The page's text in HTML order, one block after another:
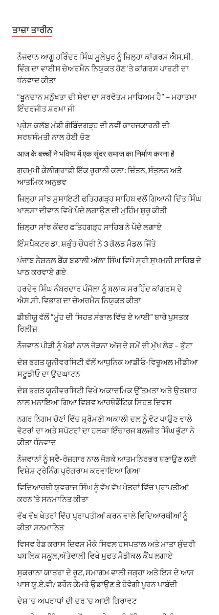
ਤਾਜ਼ਾ ਤਾਰੀਨ
ਨੌਜਵਾਨ ਆਗੂ ਹਰਿੰਦਰ ਸਿੰਘ ਮੂਲੇਪੁਰ ਨੂੰ ਜ਼ਿਲ੍ਹਾ ਕਾਂਗਰਸ ਐਸ.ਸੀ.
ਵਿੰਗ ਦਾ ਵਾਈਸ ਚੇਅਰਮੈਨ ਨਿਯੁਕਤ ਹੋਣ ‘ਤੇ ਕਾਂਗਰਸ ਪਾਰਟੀ ਦਾ
ਧੰਨਵਾਦ ਕੀਤਾ
“ਖੂਨਦਾਨ ਮਨੁੱਖਤਾ ਦੀ ਸੇਵਾ ਦਾ ਸਰਵੋਤਮ ਮਾਧਿਅਮ ਹੈ” – ਮਹਾਤਮਾ
ਇੰਦਰਜੀਤ ਸ਼ਰਮਾ ਜੀ
ਪ੍ਰੈਸ ਕਲੱਬ ਮੰਡੀ ਗੋਬਿੰਦਗੜ੍ਹ ਦੀ ਨਵੀਂ ਕਾਰਜਕਾਰਨੀ ਦੀ
ਸਰਬਸੰਮਤੀ ਨਾਲ ਹੋਈ ਚੋਣ
आज के बच्चों ने भविष्य में एक सुंदर समाज का निर्माण करना है
ਗੁਰਮੁਖੀ ਕੈਲੀਗ੍ਰਾਫੀ ਇੱਕ ਰੂਹਾਨੀ ਕਲਾ: ਚਿੰਤਨ, ਸੰਤੁਲਨ ਅਤੇ
ਆਤਮਿਕ ਅਨੁਭਵ
ਜ਼ਿਲ੍ਹਾ ਸਾਂਝ ਸੁਸਾਇਟੀ ਫਤਿਹਗੜ੍ਹ ਸਾਹਿਬ ਵਲੋਂ ਗਿਆਨੀ ਦਿੱਤ ਸਿੰਘ
ਖਾਲਸਾ ਦੀਵਾਨ ਵਿਖੇ ਪੌਦੇ ਲਗਾਉਣ ਦੀ ਮੁਹਿੰਮ ਸ਼ੁਰੂ ਕੀਤੀ
ਜ਼ਿਲ੍ਹਾ ਸਾਂਝ ਕੇਂਦਰ ਫਤਿਹਗੜ੍ਹ ਸਾਹਿਬ ਨੇ ਪੌਦੇ ਲਗਾਏ
ਇੰਸਪੈਕਟਰ ਡਾ. ਸ਼ਕੁੰਤ ਚੌਧਰੀ ਨੇ 3 ਗੋਲਡ ਮੈਡਲ ਜਿੱਤੇ
ਪੰਜਾਬ ਨੈਸ਼ਨਲ ਬੈਂਕ ਬਡਾਲੀ ਅੱਲਾ ਸਿੰਘ ਵਿਖੇ ਸ੍ਰੀ ਸੁਖਮਨੀ ਸਾਹਿਬ ਦੇ
ਪਾਠ ਕਰਵਾਏ ਗਏ
ਹਰਦੇਵ ਸਿੰਘ ਨੰਬਰਦਾਰ ਪੰਜੋਲਾ ਨੂੰ ਬਲਾਕ ਸਰਹਿੰਦ ਕਾਂਗਰਸ ਦੇ
ਐਸ.ਸੀ. ਵਿਭਾਗ ਦਾ ਚੇਅਰਮੈਨ ਨਿਯੁਕਤ ਕੀਤਾ
ਡੀਬੀਯੂ ਵੱਲੋਂ “ਮੂੰਹ ਦੀ ਸਿਹਤ ਸੰਭਾਲ ਵਿੱਚ ਏ ਆਈ” ਬਾਰੇ ਪੁਸਤਕ
ਰਿਲੀਜ਼
ਨੌਜਵਾਨ ਪੀੜੀ ਨੂੰ ਖੇਡਾਂ ਨਾਲ ਜੋੜਨਾ ਅੱਜ ਦੇ ਸਮੇਂ ਦੀ ਮੁੱਖ ਲੋੜ – ਭੁੱਟਾ
ਦੇਸ਼ ਭਗਤ ਯੂਨੀਵਰਸਿਟੀ ਵੱਲੋਂ ਆਧੁਨਿਕ ਆਡੀਓ-ਵਿਜ਼ੂਅਲ ਮੀਡੀਆ
ਸਟੂਡੀਓ ਦਾ ਉਦਘਾਟਨ
ਦੇਸ਼ ਭਗਤ ਯੂਨੀਵਰਸਿਟੀ ਵਿਖੇ ਅਕਾਦਮਿਕ ਉੱਤਮਤਾ ਅਤੇ ਉਤਸ਼ਾਹ
ਨਾਲ ਮਨਾਇਆ ਗਿਆ ਵਿਸ਼ਵ ਆਰਥੋਡੌਂਟਿਕ ਸਿਹਤ ਦਿਵਸ
ਨਗਰ ਨਿਗਮ ਚੋਣਾਂ ਵਿੱਚ ਸ਼੍ਰੋਮਣੀ ਅਕਾਲੀ ਦਲ ਨੂੰ ਵੋਟ ਪਾਉਣ ਵਾਲੇ
ਵੋਟਰਾਂ ਦਾ ਅਤੇ ਸਪੋਟਰਾਂ ਦਾ ਹਲਕਾ ਇੰਚਾਰਜ ਬਲਜੀਤ ਸਿੰਘ ਭੁੱਟਾ ਨੇ
ਕੀਤਾ ਧੰਨਵਾਦ
ਨੌਜਵਾਨਾਂ ਨੂੰ ਸਵੈ-ਰੋਜ਼ਗਾਰ ਨਾਲ ਜੋੜਕੇ ਆਤਮਨਿਰਭਰ ਬਣਾਉਣ ਲਈ
ਵਿਸ਼ੇਸ਼ ਟ੍ਰੇਨਿੰਗ ਪ੍ਰੋਗਰਾਮ ਕਰਵਾਇਆ ਗਿਆ
ਵਿਦਿਆਰਥੀ ਯੁਵਰਾਜ ਸਿੰਘ ਨੂੰ ਵੱਖ ਵੱਖ ਖੇਤਰਾਂ ਵਿੱਚ ਪ੍ਰਾਪਤੀਆਂ
ਕਰਨ ‘ਤੇ ਸਨਮਾਨਿਤ ਕੀਤਾ
ਵੱਖ ਵੱਖ ਖੇਤਰਾਂ ਵਿੱਚ ਪ੍ਰਾਪਤੀਆਂ ਕਰਨ ਵਾਲੇ ਵਿਦਿਆਰਥੀਆਂ ਨੂੰ
ਕੀਤਾ ਸਨਮਾਨਿਤ
ਵਿਸਵ ਰੈਡ ਕਰਾਸ ਦਿਵਸ ਮੌਕੇ ਸਿਵਲ ਹਸਪਤਾਲ ਅਤੇ ਮਾਤਾ ਸੁੰਦਰੀ
ਪਬਲਿਕ ਸਕੂਲ,ਅੱਤੇਵਾਲੀ ਵਿਖੇ ਮੁਫਤ ਮੈਡੀਕਲ ਕੈਂਪ ਲਗਾਏ
ਸੁਕਰਾਨਾ ਯਾਤਰਾ ਦੇ ਰੂਟ, ਸਮਾਗਮ ਵਾਲੀ ਜਗ੍ਹਾ ਅਤੇ ਇਸ ਦੇ ਆਸ
ਪਾਸ ਯੂ.ਏ.ਵੀ/ ਡਰੌਨ ਕੈਮਰੇ ਉਡਾਉਣ ਤੇ ਹੋਵੇਗੀ ਪੂਰਨ ਪਾਬੰਦੀ
ਦੇਸ਼ ‘ਚ ਅਪਰਾਧਾਂ ਦੀ ਦਰ ‘ਚ ਆਈ ਗਿਰਾਵਟ